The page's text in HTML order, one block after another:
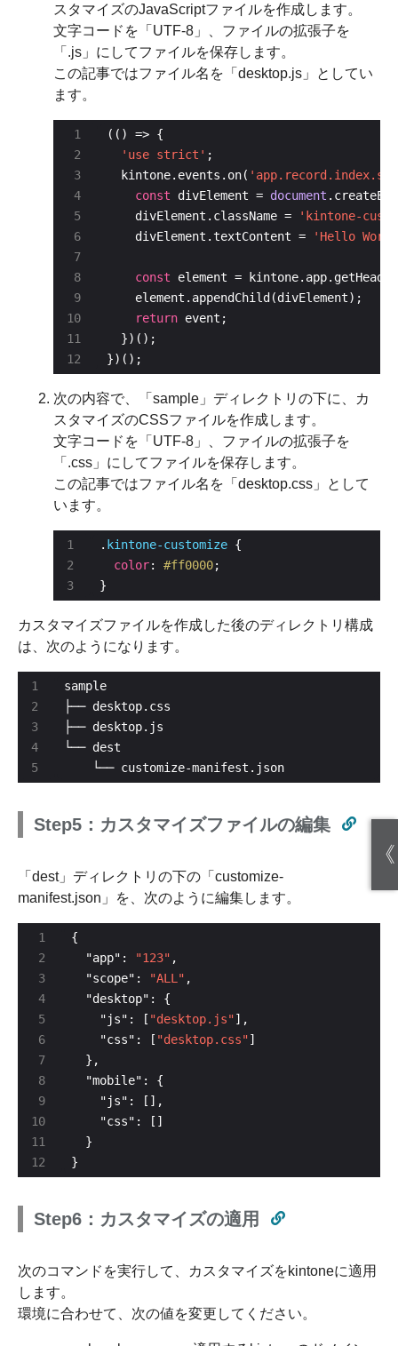
スタマイズのJavaScriptファイルを作成します。
文字コードを「UTF-8」、ファイルの拡張子を
「.js」にしてファイルを保存します。
この記事ではファイル名を「desktop.js」としてい
ます。
3
4
5
6
7
8
9
10
'use strict'
  kintone.events.on(
const divElement = document
    divElement.className =
'kintone-
    divElement.textContent =
'Hello
const
return
})();
次の内容で、「sample」ディレクトリの下に、カ
スタマイズのCSSファイルを作成します。
文字コードを「UTF-8」、ファイルの拡張子を
「.css」にしてファイルを保存します。
この記事ではファイル名を「desktop.css」として
います。
3
. kintone-customize
color: #ff0000
}
カスタマイズファイルを作成した後のディレクトリ構成
は、次のようになります。
3
4
5
    └── customize-manifest.json
Step5：カスタマイズファイルの編集
「dest」ディレクトリの下の「customize-
manifest.json」を、次のように編集します。
3
4
5
6
7
8
9
10
  "app":
"123"
  "scope":
"ALL"
    "js": [
"desktop.js"
    "css": [
"desktop.css"
}
Step6：カスタマイズの適用
次のコマンドを実行して、カスタマイズをkintoneに適用
します。
環境に合わせて、次の値を変更してください。
《